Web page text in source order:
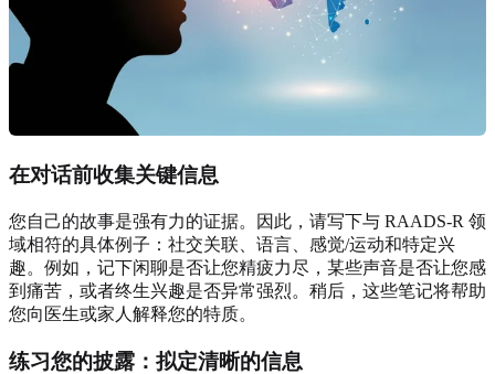
在对话前收集关键信息
您自己的故事是强有力的证据。因此，请写下与 RAADS-R 领
域相符的具体例子：社交关联、语言、感觉/运动和特定兴
趣。例如，记下闲聊是否让您精疲力尽，某些声音是否让您感
到痛苦，或者终生兴趣是否异常强烈。稍后，这些笔记将帮助
您向医生或家人解释您的特质。
练习您的披露：拟定清晰的信息